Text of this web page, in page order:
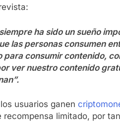
ha sido un sueño
las personas consumen
consumir contenido,
ver nuestro contenido
usuarios ganen
limitado, por